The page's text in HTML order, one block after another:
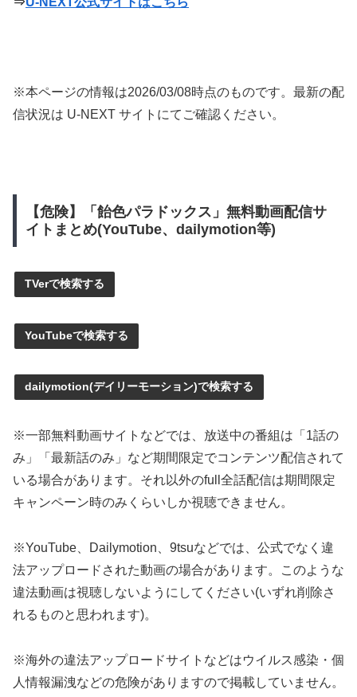
※本ページの情報は2026/03/08時点のものです。最新の配
信状況は U-NEXT サイトにてご確認ください。
【危険】「飴色パラドックス」無料動画配信サ
イトまとめ(YouTube、dailymotion等)
TVerで検索する
YouTubeで検索する
dailymotion(デイリーモーション)で検索する
※一部無料動画サイトなどでは、放送中の番組は「1話の
み」「最新話のみ」など期間限定でコンテンツ配信されて
いる場合があります。それ以外のfull全話配信は期間限定
キャンペーン時のみくらいしか視聴できません。
※YouTube、Dailymotion、9tsuなどでは、公式でなく違
法アップロードされた動画の場合があります。このような
違法動画は視聴しないようにしてください(いずれ削除さ
れるものと思われます)。
※海外の違法アップロードサイトなどはウイルス感染・個
人情報漏洩などの危険がありますので掲載していません。